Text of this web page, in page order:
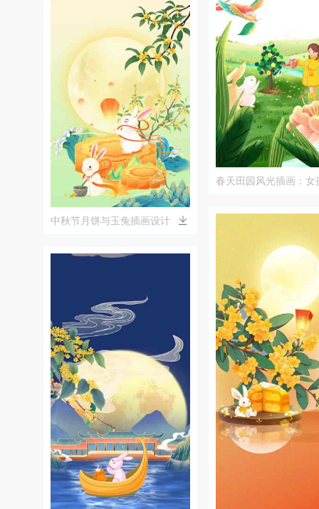
中秋节月饼与玉兔插画设计
春天田园风光插画：女